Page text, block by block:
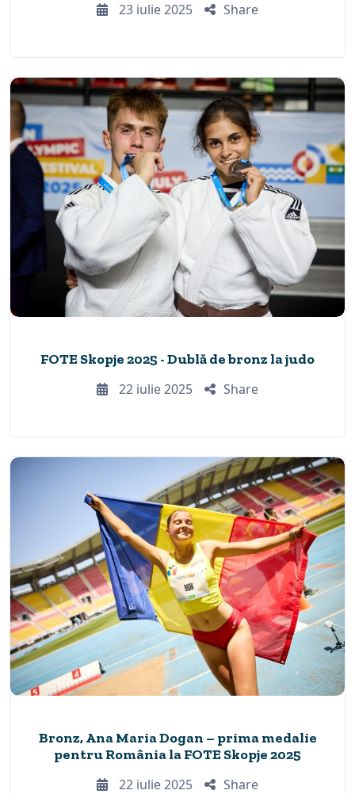
23 iulie 2025
Share
FOTE Skopje 2025 - Dublă de bronz la judo
22 iulie 2025
Share
Bronz, Ana Maria Dogan – prima medalie
pentru România la FOTE Skopje 2025
22 iulie 2025
Share